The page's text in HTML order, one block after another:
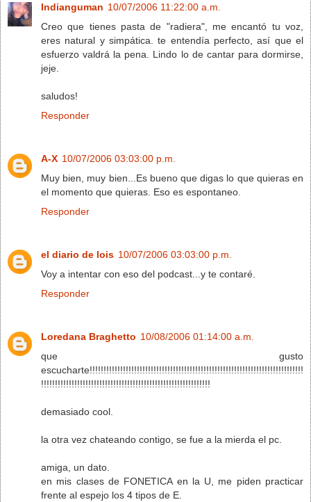
Indianguman 10/07/2006 11:22:00 a.m.
Creo que tienes pasta de "radiera", me encantó tu voz,
eres natural y simpática. te entendía perfecto, así que el
esfuerzo valdrá la pena. Lindo lo de cantar para dormirse,
jeje.
saludos!
Responder
A-X 10/07/2006 03:03:00 p.m.
Muy bien, muy bien...Es bueno que digas lo que quieras en
el momento que quieras. Eso es espontaneo.
Responder
el diario de lois 10/07/2006 03:03:00 p.m.
Voy a intentar con eso del podcast...y te contaré.
Responder
Loredana Braghetto 10/08/2006 01:14:00 a.m.
que gusto
escucharte!!!!!!!!!!!!!!!!!!!!!!!!!!!!!!!!!!!!!!!!!!!!!!!!!!!!!!!!!!!!!!!!!!!!!!!!!!!!!
!!!!!!!!!!!!!!!!!!!!!!!!!!!!!!!!!!!!!!!!!!!!!!!!!!!!!!!!!!!!!
demasiado cool.
la otra vez chateando contigo, se fue a la mierda el pc.
amiga, un dato.
en mis clases de FONETICA en la U, me piden practicar
frente al espejo los 4 tipos de E.